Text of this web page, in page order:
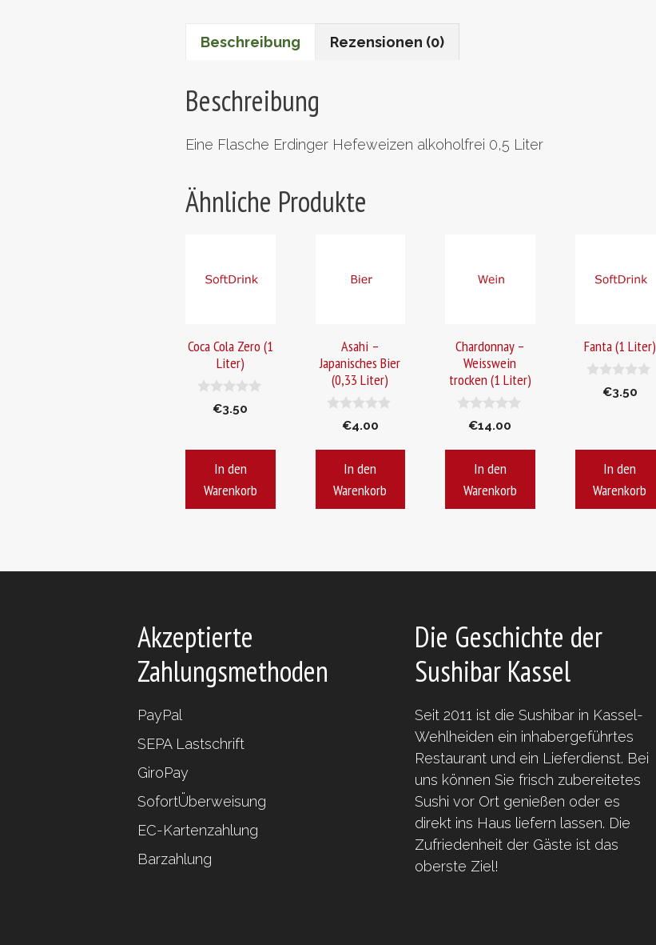
Beschreibung Rezensionen (0)
Beschreibung
Eine Flasche Erdinger Hefeweizen alkoholfrei 0,5 Liter
Ähnliche Produkte
Coca Cola Zero (1
Liter)
5
€3.50
In den
Warenkorb
Asahi –
Japanisches Bier
(0,33 Liter)
€4.00
In den
Warenkorb
Chardonnay –
Weisswein
trocken (1 Liter)
€14.00
In den
Warenkorb
Fanta (1 Liter)
€3.50
In den
Warenkorb
Akzeptierte
Zahlungsmethoden
PayPal
SEPA Lastschrift
GiroPay
SofortÜberweisung
EC-Kartenzahlung
Barzahlung
Die Geschichte der
Sushibar Kassel
Seit 2011 ist die Sushibar in Kassel-
Wehlheiden ein inhabergeführtes
Restaurant und ein Lieferdienst. Bei
uns können Sie frisch zubereitetes
Sushi vor Ort genießen oder es
direkt ins Haus liefern lassen. Die
Zufriedenheit der Gäste ist das
oberste Ziel!